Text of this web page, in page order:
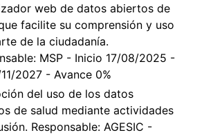
web de datos abiertos de
facilite su comprensión y uso
de la ciudadanía.
MSP - Inicio 17/08/2025 -
2027 - Avance 0%
del uso de los datos
de salud mediante actividades
Responsable: AGESIC -